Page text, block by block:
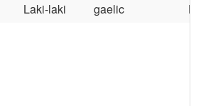
Laki-laki gaelic